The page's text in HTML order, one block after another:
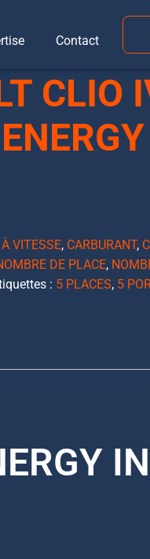
Contact
CLIO
VITESSE, CARBURANT,
DE PLACE,
: 5 PLACES, 5